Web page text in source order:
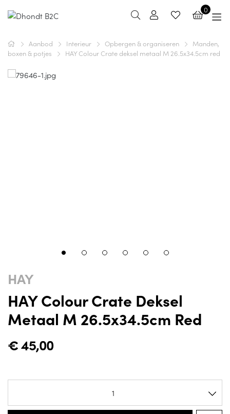
0
Aanbod Interieur Opbergen & organiseren
Manden,
boxen & potjes
HAY Colour Crate deksel metaal M 26.5x34.5cm red
HAY
HAY Colour Crate Deksel
Metaal M 26.5x34.5cm Red
€45,00